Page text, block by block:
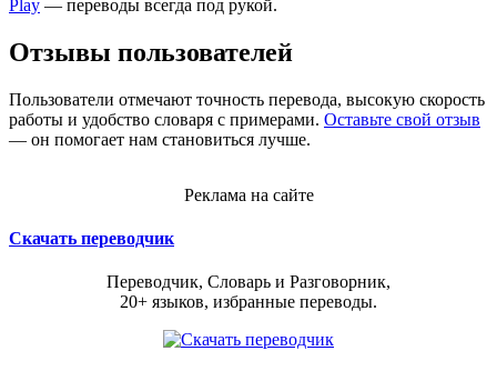
Play — переводы всегда под рукой.
Отзывы пользователей
Пользователи отмечают точность перевода, высокую скорость
работы и удобство словаря с примерами. Оставьте свой отзыв
— он помогает нам становиться лучше.
Реклама на сайте
Скачать переводчик
Переводчик, Словарь и Разговорник,
20+ языков, избранные переводы.